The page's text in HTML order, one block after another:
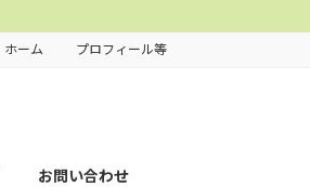
ホーム プロフィール等
お問い合わせ